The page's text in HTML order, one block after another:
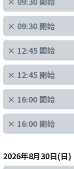
× 09:30 開始
× 12:45 開始
× 12:45 開始
× 16:00 開始
× 16:00 開始
2026年8月30日(日)